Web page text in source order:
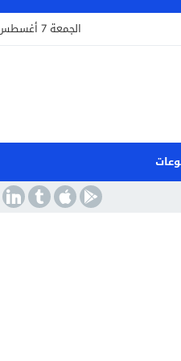
الجمعة 7 أغسطس 2026 - 12:08 مساءً